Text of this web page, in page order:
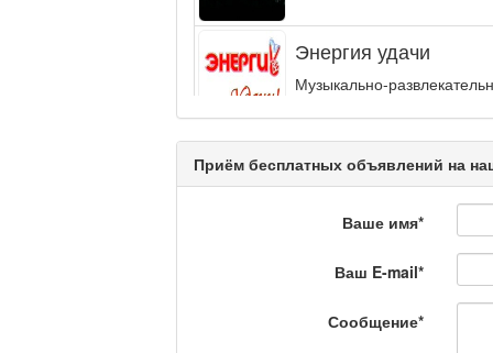
Энергия удачи
Музыкально-
Кәусар
На полицейской
Еженедельный обзор
Люди в кадре
Приём бесплатных объявлений на
Ваше имя*
Ваш E-mail*
Сообщение*